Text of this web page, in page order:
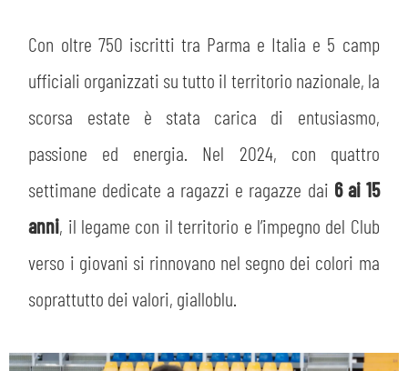
STORE
MUSEO
SLO
LAVORA CON NOI
INFORMATIVA FINANZIARIA
MEDIA
CSR
ACADEMY
LEGENDS
Con oltre 750 iscritti tra Parma e Italia e 5 camp
ufficiali organizzati su tutto il territorio nazionale, la
scorsa estate è stata carica di entusiasmo,
passione ed energia. Nel 2024, con quattro
settimane dedicate a ragazzi e ragazze dai 6 ai 15
anni, il legame con il territorio e l’impegno del Club
verso i giovani si rinnovano nel segno dei colori ma
soprattutto dei valori, gialloblu.